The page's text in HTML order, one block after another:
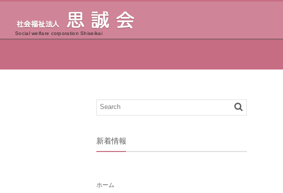
Social welfare corporation Shiseikai
新着情報
ホーム